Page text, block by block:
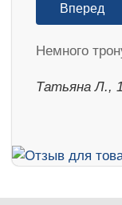
Вперед
Немного
Татьяна Л.,